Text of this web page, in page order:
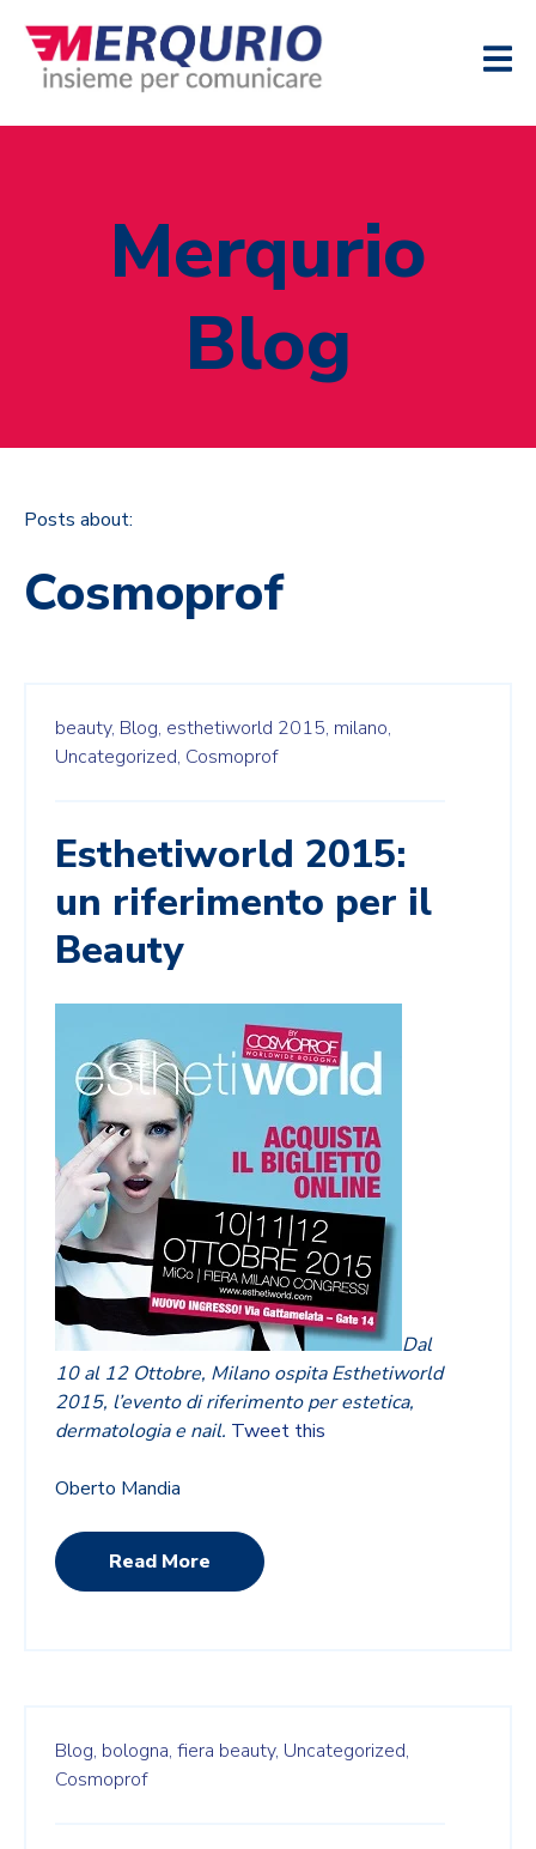
Merqurio
Blog
Posts about:
Cosmoprof
beauty, Blog, esthetiworld 2015, milano,
Uncategorized, Cosmoprof
Esthetiworld 2015:
un riferimento per il
Beauty
Dal
10 al 12 Ottobre, Milano ospita Esthetiworld
2015, l’evento di riferimento per estetica,
dermatologia e nail. Tweet this
Oberto Mandia
Read More
Blog, bologna, fiera beauty, Uncategorized,
Cosmoprof